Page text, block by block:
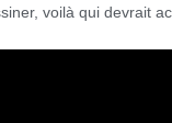
voilà qui devrait